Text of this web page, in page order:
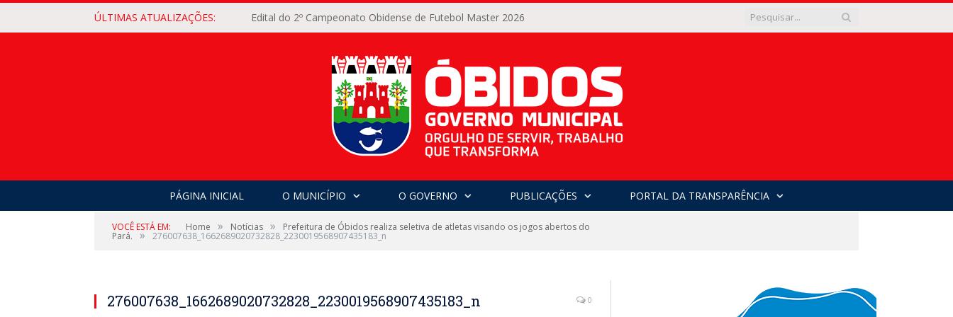
ÚLTIMAS ATUALIZAÇÕES: Edital do 2º Campeonato Obidense de Futebol Master 2026
PÁGINA INICIAL O MUNICÍPIO O GOVERNO PUBLICAÇÕES PORTAL DA TRANSPARÊNCIA
VOCÊ ESTÁ EM: Home » Notícias » Prefeitura de Óbidos realiza seletiva de atletas visando os jogos abertos do
Pará. » 276007638_1662689020732828_2230019568907435183_n
276007638_1662689020732828_2230019568907435183_n 0